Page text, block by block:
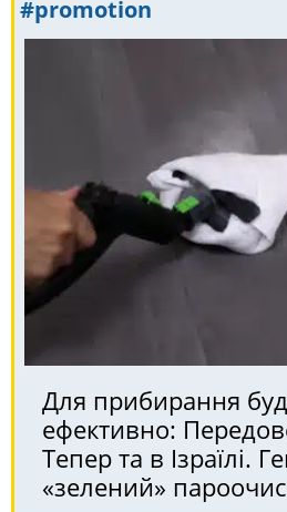
#promotion
Для прибирання
ефективно:
Тепер та в Ізраїлі.
«зелений»